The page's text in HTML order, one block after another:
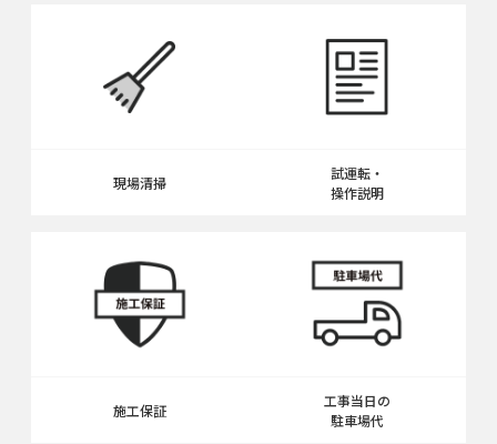
現場清掃
試運転・
操作説明
施工保証
工事当日の
駐車場代